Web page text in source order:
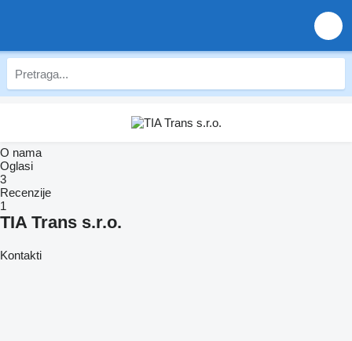
O nama
Oglasi
3
Recenzije
1
TIA Trans s.r.o.
Kontakti